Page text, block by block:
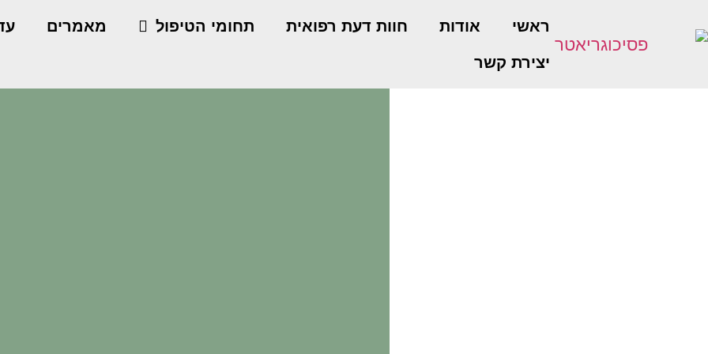
ראשי אודות חוות דעת רפואית תחומי הטיפול מאמרים
יצירת קשר